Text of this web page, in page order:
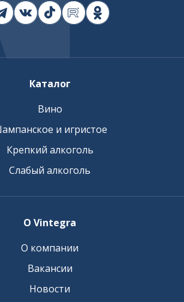
Каталог
Вино
и игристое
Крепкий алкоголь
Слабый алкоголь
О Vintegra
О компании
Вакансии
Новости